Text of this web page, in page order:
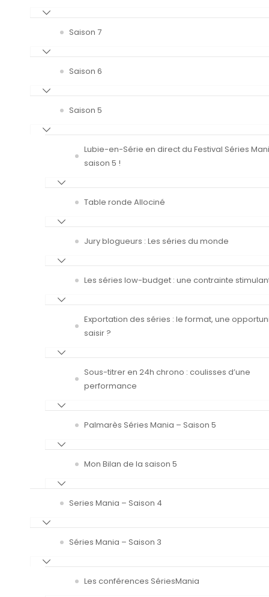
Saison 7
Saison 6
Saison 5
Lubie-en-Série en direct du Festival Séries
saison 5 !
Table ronde Allociné
Jury blogueurs : Les séries du monde
Les séries low-budget : une contrainte
Exportation des séries : le format, une
saisir ?
Sous-titrer en 24h chrono : coulisses d’une
performance
Palmarès Séries Mania – Saison 5
Mon Bilan de la saison 5
Series Mania – Saison 4
Séries Mania – Saison 3
Les conférences SériesMania